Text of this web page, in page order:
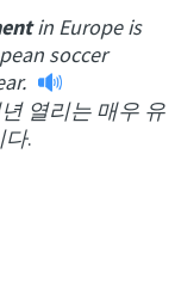
in Europe is
soccer
열리는 매우 유
다.